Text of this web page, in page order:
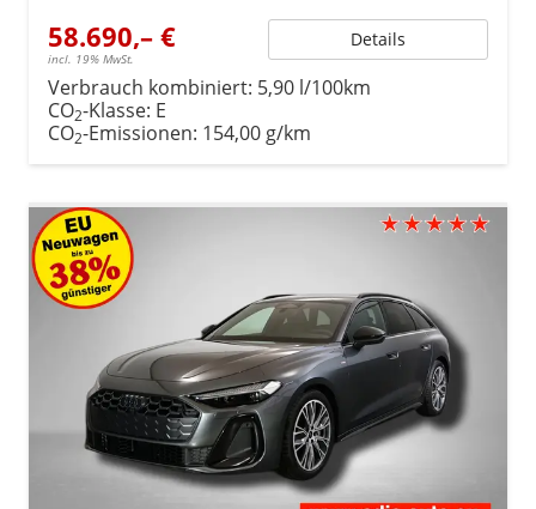
58.690,– €
incl. 19% MwSt.
Details
Verbrauch kombiniert: 5,90 l/100km
CO2-Klasse: E
CO2-Emissionen: 154,00 g/km